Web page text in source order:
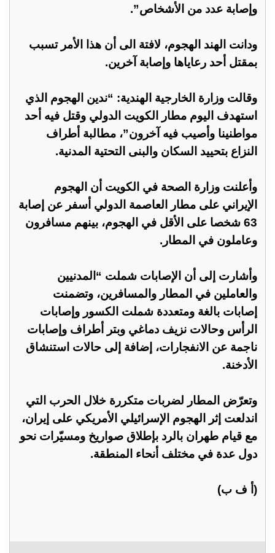
وإصابة عدد من الأشخاص”.
ودانت الهند الهجوم، لافتة الى أن هذا الأمر تسبب
بمقتل أحد رعاياها وإصابة آخرين.
وقالت وزارة الخارجية الهندية: “ندين الهجوم الذي
استهدف اليوم مطار الكويت الدولي وقتل فيه أحد
مواطنينا وأصيب فيه آخرون”، مطالبة أطراف
النزاع بتحييد السكان والبنى التحتية المدنية.
وأعلنت وزارة الصحة في الكويت أن الهجوم
الإيراني على مطار العاصمة الدولي أسفر عن إصابة
63 شخصا على الأقل في الهجوم، بينهم مسافرون
وعاملون في المطار.
وأشارت إلى أن الإصابات شملت “المدنيين
والعاملين في المطار والمسافرين، وتضمنت
إصابات بالغة ومتعددة شملت الكسور وإصابات
الرأس وحالات نزيف دماغي وبتر أطراف وإصابات
ناجمة عن الانفجارات، إضافة إلى حالات استنشاق
الأدخنة.
وتعرّض المطار لضربات متكررة خلال الحرب التي
اندلعت إثر الهجوم الإسرائيلي الأمريكي على إيران،
مع قيام طهران بالرد بإطلاق صواريخ ومسيّرات نحو
دول عدة في مختلف أنحاء المنطقة.
(أ ف ب)